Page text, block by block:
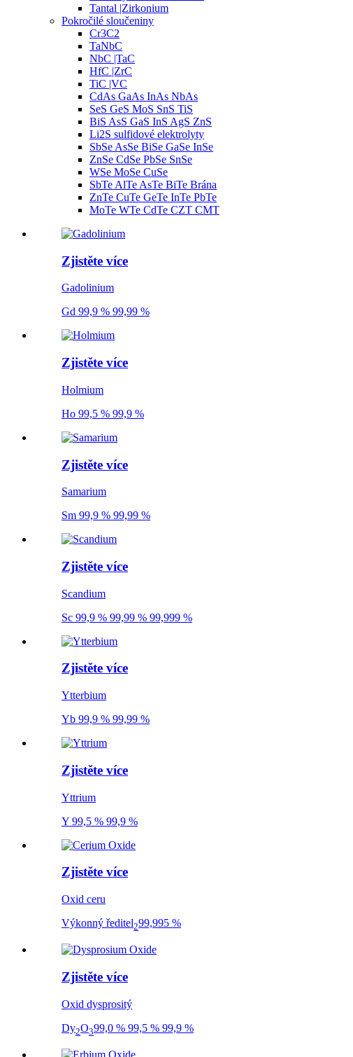
Tantal |Zirkonium
Pokročilé sloučeniny
Cr3C2
TaNbC
NbC |TaC
HfC |ZrC
TiC |VC
CdAs GaAs InAs NbAs
SeS GeS MoS SnS TiS
BiS AsS GaS InS AgS ZnS
Li2S sulfidové elektrolyty
SbSe AsSe BiSe GaSe InSe
ZnSe CdSe PbSe SnSe
WSe MoSe CuSe
SbTe AlTe AsTe BiTe Brána
ZnTe CuTe GeTe InTe PbTe
MoTe WTe CdTe CZT CMT
Zjistěte více
Gadolinium
Gd 99,9 % 99,99 %
Zjistěte více
Holmium
Ho 99,5 % 99,9 %
Zjistěte více
Samarium
Sm 99,9 % 99,99 %
Zjistěte více
Scandium
Sc 99,9 % 99,99 % 99,999 %
Zjistěte více
Ytterbium
Yb 99,9 % 99,99 %
Zjistěte více
Yttrium
Y 99,5 % 99,9 %
Zjistěte více
Oxid ceru
Výkonný ředitel299,995 %
Zjistěte více
Oxid dysprositý
Dy2O399,0 % 99,5 % 99,9 %